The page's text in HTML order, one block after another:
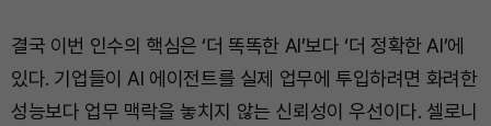
결국 이번 인수의 핵심은 ‘더 똑똑한 AI’보다 ‘더 정확한 AI’에
있다. 기업들이 AI 에이전트를 실제 업무에 투입하려면 화려한
성능보다 업무 맥락을 놓치지 않는 신뢰성이 우선이다. 셀로니